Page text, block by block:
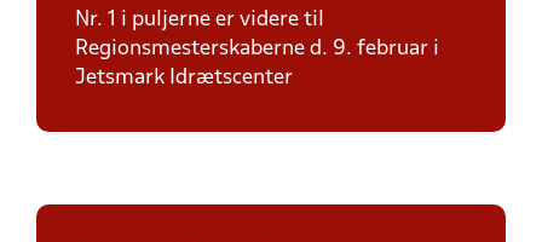
Nr. 1 i puljerne er videre til
Regionsmesterskaberne d. 9. februar i
Jetsmark Idrætscenter